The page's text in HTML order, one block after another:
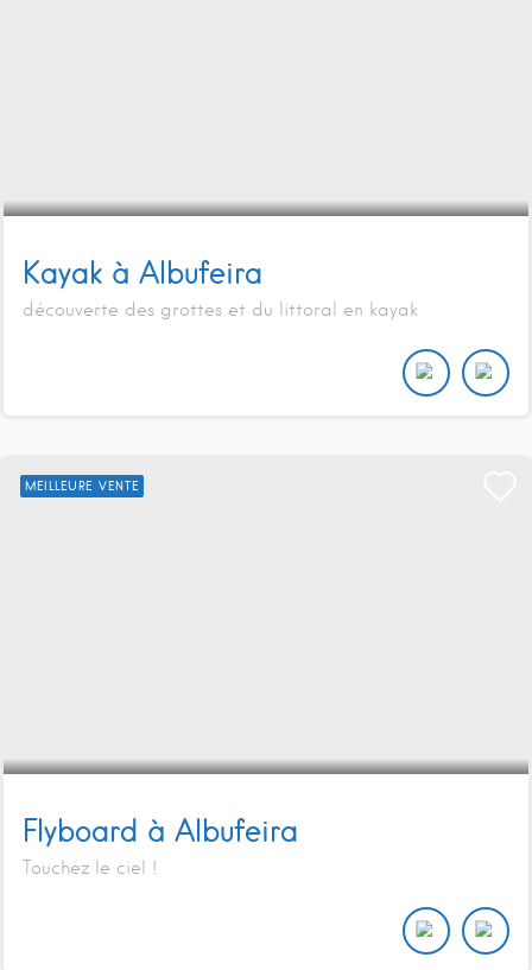
Kayak à Albufeira
découverte des grottes et du littoral en kayak
MEILLEURE VENTE
Flyboard à Albufeira
Touchez le ciel !